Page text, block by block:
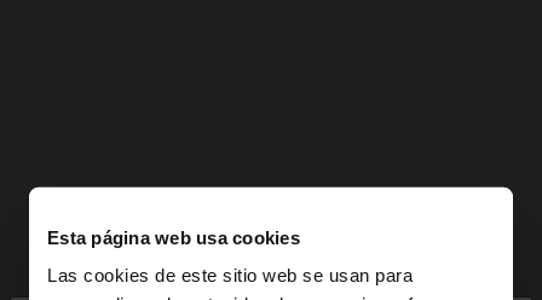
Esta página web usa cookies
Las cookies de este sitio web se usan para